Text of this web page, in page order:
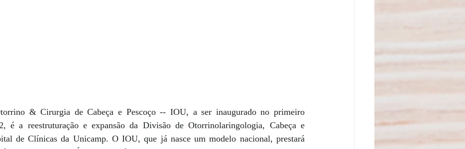
& Cirurgia de Cabeça e Pescoço -- IOU, a ser inaugurado no primeiro
é a reestruturação e expansão da Divisão de Otorrinolaringologia, Cabeça e
de Clínicas da Unicamp. O IOU, que já nasce um modelo nacional, prestará